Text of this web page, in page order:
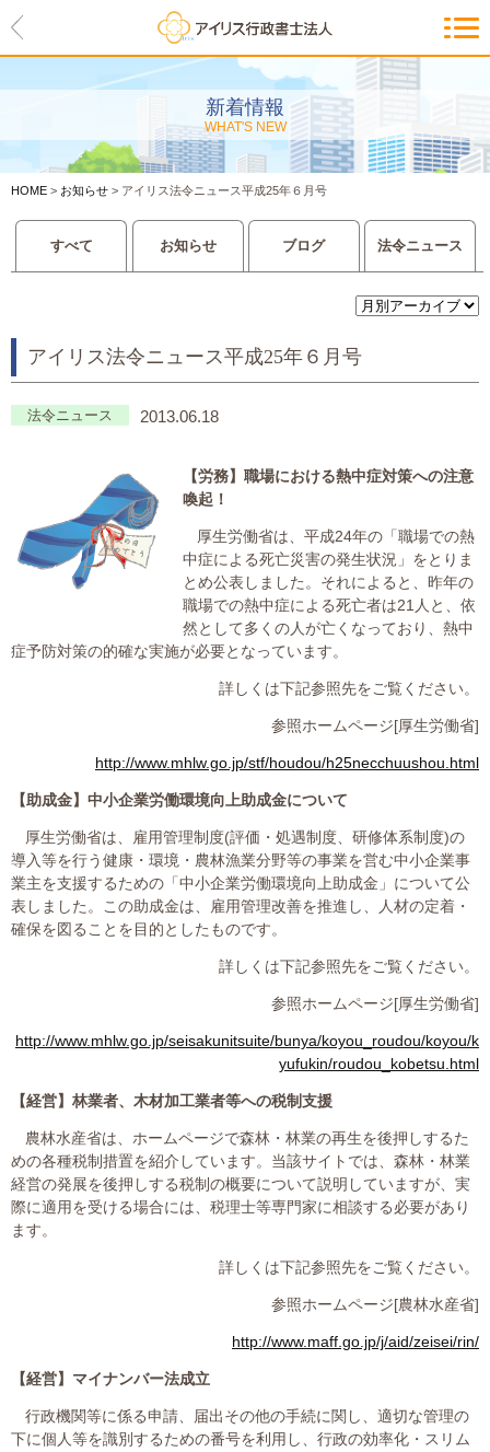
新着情報
WHAT'S NEW
HOME > お知らせ > アイリス法令ニュース平成25年６月号
すべて お知らせ ブログ 法令ニュース
アイリス法令ニュース平成25年６月号
法令ニュース 2013.06.18
【労務】 職場における熱中症対策への注意
喚起！
厚生労働省は、平成24年の「職場での熱
中症による死亡災害の発生状況」をとりま
とめ公表しました。それによると、昨年の
職場での熱中症による死亡者は21 人と、依
然として多くの人が亡くなっており、熱中
症予防対策の的確な実施が必要となっています。
詳しくは下記参照先をご覧ください。
参照ホームページ[厚生労働省]
http://www.mhlw.go.jp/stf/houdou/h25necchuushou.html
【助成金】 中小企業労働環境向上助成金について
厚生労働省は、雇用管理制度(評価・処遇制度、研修体系制度)の
導入等を行う健康・環境・農林漁業分野等の事業を営む中小企業事
業主を支援するための「中小企業労働環境向上助成金」について公
表しました。この助成金は、雇用管理改善を推進し、人材の定着・
確保を図ることを目的としたものです。
詳しくは下記参照先をご覧ください。
参照ホームページ[厚生労働省]
http://www.mhlw.go.jp/seisakunitsuite/bunya/koyou_roudou/koyou/k
yufukin/roudou_kobetsu.html
【経営】 林業者、木材加工業者等への税制支援
農林水産省は、ホームページで森林・林業の再生を後押しするた
めの各種税制措置を紹介しています。当該サイトでは、森林・林業
経営の発展を後押しする税制の概要について説明していますが、実
際に適用を受ける場合には、税理士等専門家に相談する必要があり
ます。
詳しくは下記参照先をご覧ください。
参照ホームページ[農林水産省]
http://www.maff.go.jp/j/aid/zeisei/rin/
【経営】 マイナンバー法成立
行政機関等に係る申請、届出その他の手続に関し、適切な管理の
下に個人等を識別するための番号を利用し、行政の効率化・スリム
HOME
アイリスの紹介
代表ご挨拶・経営理念・アイリス
のお約束
会社概要・アクセスマップ
サービス一覧
入管等外国人各種手続き
建設業許可申請
事業に必要な許認可取得サポート
その他各種手続き
費用の目安
お客様の声
採用情報・パートナー募集
新着情報
お問い合わせ
06-6889-6018